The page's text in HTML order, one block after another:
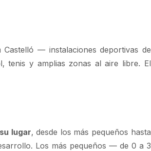
Castelló — instalaciones deportivas de
tenis y amplias zonas al aire libre. El
lugar, desde los más pequeños hasta
Los más pequeños — de 0 a 3